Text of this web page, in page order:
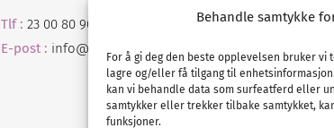
Behandle samtykke
For å gi deg den beste opplevelsen bruker
lagre og/eller få tilgang til
kan vi behandle data som surfeatferd eller
samtykker eller trekker tilbake samtykket,
funksjoner.
Tlf : 23 00 80 90
E-post : info@ nordicbridalmedia
E-
© All
VAT: